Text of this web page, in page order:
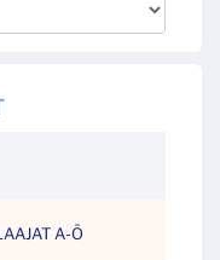
A-Ö